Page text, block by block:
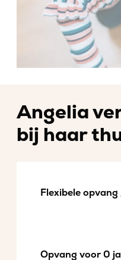
Angelia
bij haar
Flexibele
Opvang voor 0